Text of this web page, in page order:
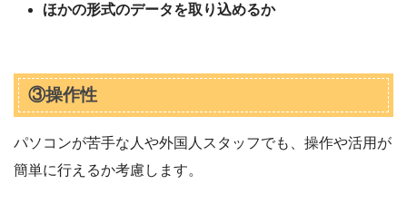
ほかの形式のデータを取り込めるか
③操作性
パソコンが苦手な人や外国人スタッフでも、操作や活用が
簡単に行えるか考慮します。